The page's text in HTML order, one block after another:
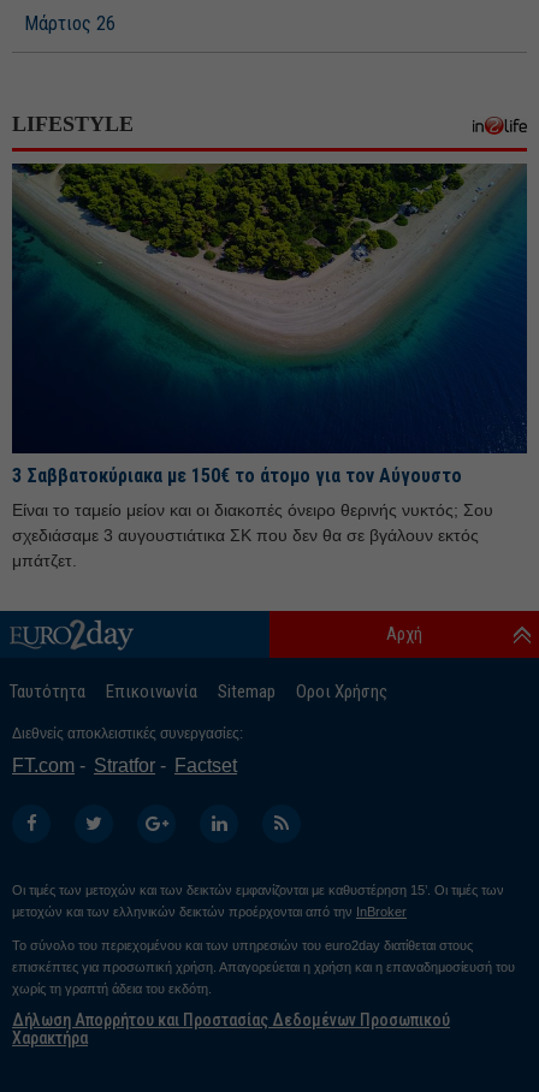
Μάρτιος 26
Δεκέμβριος 25
Νοέμβριος 25
Οκτώβριος 25
Σεπτέμβριος 25
Αύγουστος 25
Μάρτιος 25
Φεβρουάριος 25
Ιανουάριος 25
Νοέμβριος 24
Αύγουστος 24
Ιούνιος 24
Απρίλιος 24
Μάρτιος 24
Φεβρουάριος 24
Ιανουάριος 24
LIFESTYLE
3 Σαββατοκύριακα με 150€ το άτομο για τον Αύγουστο
Είναι το ταμείο μείον και οι διακοπές όνειρο θερινής νυκτός; Σου
σχεδιάσαμε 3 αυγουστιάτικα ΣΚ που δεν θα σε βγάλουν εκτός
μπάτζετ.
Ταυτότητα Επικοινωνία Sitemap Οροι Χρήσης
Αρχή
Διεθνείς αποκλειστικές συνεργασίες:
FT.com Stratfor Factset
Οι τιμές των μετοχών και των δεικτών εμφανίζονται με καθυστέρηση 15’. Οι τιμές των
μετοχών και των ελληνικών δεικτών προέρχονται από την InBroker
Το σύνολο του περιεχομένου και των υπηρεσιών του euro2day διατίθεται στους
επισκέπτες για προσωπική χρήση. Απαγορεύεται η χρήση και η επαναδημοσίευσή του
χωρίς τη γραπτή άδεια του εκδότη.
Δήλωση Απορρήτου και Προστασίας Δεδομένων Προσωπικού
Χαρακτήρα